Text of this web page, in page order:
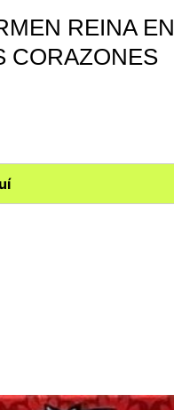
REINA EN
CORAZONES